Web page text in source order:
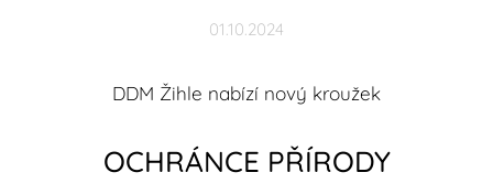
01.10.2024
DDM Žihle nabízí nový kroužek
OCHRÁNCE PŘÍRODY